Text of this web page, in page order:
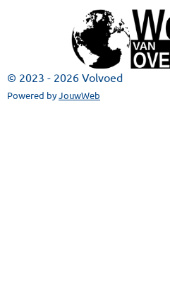
© 2023 - 2026 Volvoed
Powered byJouwWeb